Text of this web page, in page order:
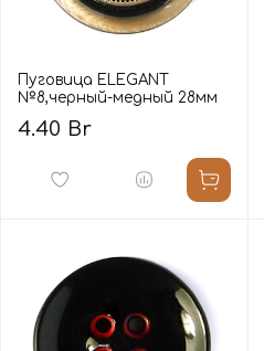
Пуговица ELEGANT
№8,черный-медный 28мм
4.40 Br